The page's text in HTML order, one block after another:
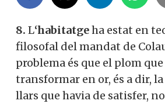
8. L‘habitatgeha estat en
filosofal del mandat de
problema és que el plom
transformar en or, és a dir,
llars que havia de satisfer,